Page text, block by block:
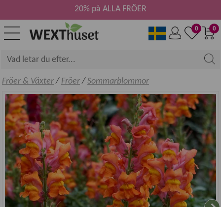
0
0
20% på ALLA FRÖER
Fröer & Växter/ Fröer/ Sommarblommor